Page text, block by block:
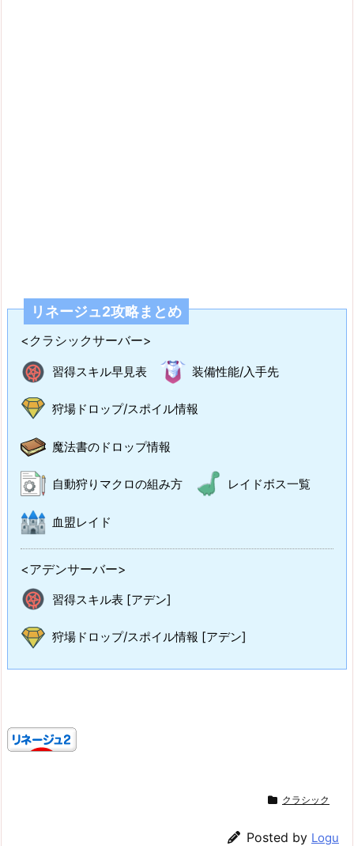
リネージュ2攻略まとめ
<クラシックサーバー>
習得スキル早見表 装備性能/入手先
狩場ドロップ/スポイル情報
魔法書のドロップ情報
自動狩りマクロの組み方 レイドボス一覧
血盟レイド
<アデンサーバー>
習得スキル表 [アデン]
狩場ドロップ/スポイル情報 [アデン]
クラシック
Posted by Logu